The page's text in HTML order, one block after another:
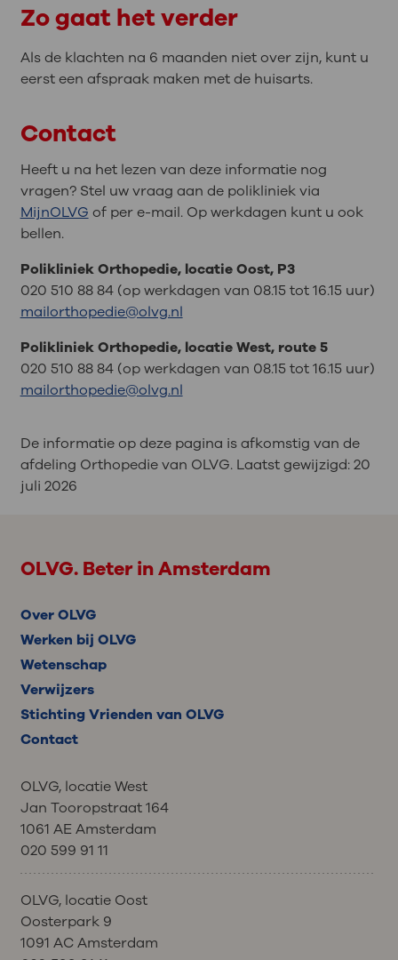
Zo gaat het verder
Als de klachten na 6 maanden niet over zijn, kunt u
eerst een afspraak maken met de huisarts.
Contact
Heeft u na het lezen van deze informatie nog
vragen? Stel uw vraag aan de polikliniek via
MijnOLVG of per e-mail. Op werkdagen kunt u ook
bellen.
Polikliniek Orthopedie, locatie Oost, P3
020 510 88 84 (op werkdagen van 08.15 tot 16.15 uur)
mailorthopedie@olvg.nl
Polikliniek Orthopedie, locatie West, route 5
020 510 88 84 (op werkdagen van 08.15 tot 16.15 uur)
mailorthopedie@olvg.nl
De informatie op deze pagina is afkomstig van de
afdeling Orthopedie van OLVG. Laatst gewijzigd:20
juli 2026
OLVG. Beter in Amsterdam
Over OLVG
Werken bij OLVG
Wetenschap
Verwijzers
Stichting Vrienden van OLVG
Contact
OLVG, locatie West
Jan Tooropstraat 164
1061 AE Amsterdam
020 599 91 11
OLVG, locatie Oost
Oosterpark 9
1091 AC Amsterdam